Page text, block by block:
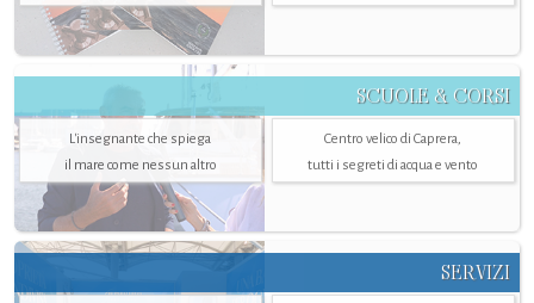
SCUOLE & CORSI
L'insegnante che spiega
il mare come nessun altro
Centro velico di Caprera,
tutti i segreti di acqua e vento
SERVIZI